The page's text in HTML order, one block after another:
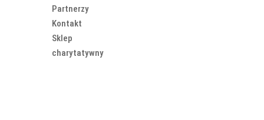
Partnerzy
Kontakt
Sklep
charytatywny